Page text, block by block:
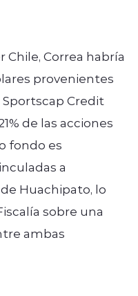
Chile, Correa habría
provenientes
Credit
de las acciones
fondo es
a
Huachipato, lo
sobre una
ambas